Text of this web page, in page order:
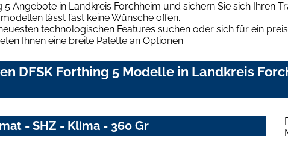
5 Angebote in Landkreis Forchheim und sichern Sie sich Ihren
lässt fast keine Wünsche offen.
technologischen Features suchen oder sich für ein
Ihnen eine breite Palette an Optionen.
DFSK Forthing 5 Modelle in Landkreis
- SHZ - Klima - 360 Gr